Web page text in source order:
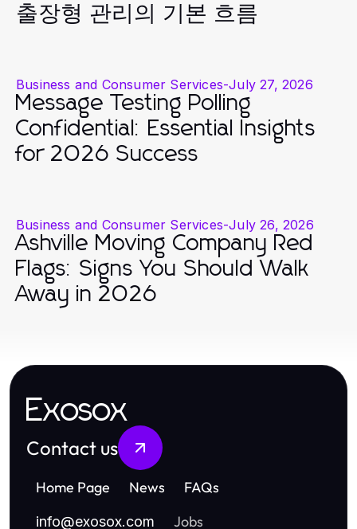
출장형 관리의 기본 흐름
Business and Consumer Services-July 27, 2026
Message Testing Polling
Confidential: Essential Insights
for 2026 Success
Business and Consumer Services-July 26, 2026
Ashville Moving Company Red
Flags: Signs You Should Walk
Away in 2026
Exosox
Contact us
Home Page News FAQs
info@exosox.com Jobs